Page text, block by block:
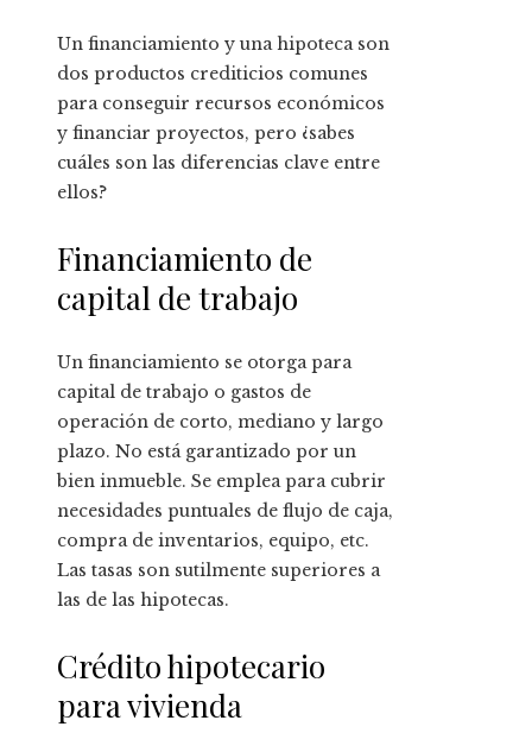
Un financiamiento y una hipoteca son
dos productos crediticios comunes
para conseguir recursos económicos
y financiar proyectos, pero ¿sabes
cuáles son las diferencias clave entre
ellos?
Financiamiento de
capital de trabajo
Un financiamiento se otorga para
capital de trabajo o gastos de
operación de corto, mediano y largo
plazo. No está garantizado por un
bien inmueble. Se emplea para cubrir
necesidades puntuales de flujo de caja,
compra de inventarios, equipo, etc.
Las tasas son sutilmente superiores a
las de las hipotecas.
Crédito hipotecario
para vivienda